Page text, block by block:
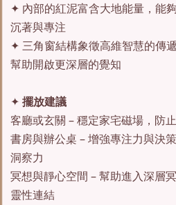
✦ 內部的紅泥富含大地能量，能
沉著與專注
✦ 三角窗結構象徵高維智慧的傳
幫助開啟更深層的覺知
✦ 擺放建議
客廳或玄關 – 穩定家宅磁場，防
書房與辦公桌 – 增強專注力與決
洞察力
冥想與靜心空間 – 幫助進入深層
靈性連結